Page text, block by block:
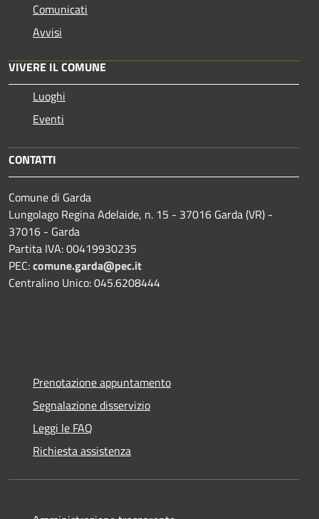
Comunicati
Avvisi
VIVERE IL COMUNE
Luoghi
Eventi
CONTATTI
Comune di Garda
Lungolago Regina Adelaide, n. 15 - 37016 Garda (VR) -
37016 - Garda
Partita IVA: 00419930235
PEC:comune.garda@pec.it
Centralino Unico: 045.6208444
Prenotazione appuntamento
Segnalazione disservizio
Leggi le FAQ
Richiesta assistenza